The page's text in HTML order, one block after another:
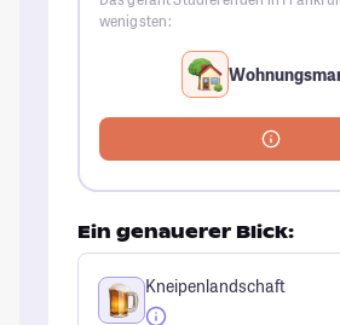
wenigsten:
Ein genauerer Blick:
Kneipenlandschaft